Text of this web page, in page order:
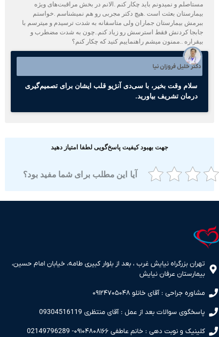
و نمیدونم باید چکار کنم .الانم در بخش مراقبت‌های ویژه
بعثت است .هیچ دکتر مجربی رو هم نمیشناسم .خواستم
بیمارستان جماران ولی متاسفانه به شدت ترسیدم و میترسم با
کردنش فقط استرسش رو زیاد کنم..چون به شدت مضطرب و
..ممنون میشم راهنماییم کنید که چکار کنم؟
دکتر خلیل فروزان نیا
سلام وقت بخیر، با سی‌دی آنژیو قلب ایشان برای تصمیم‌گیری
درمان تشریف بیاورید.
جهت بهبود کیفیت پاسخ‌گویی لطفا امتیاز دهید
آیا این مطلب برای شما مفید بود؟
بزرگراه نیایش غرب ، بعد از بلوار کبیری طامه، خیابان امام حسین،
عرفان نیایش
جراحی : آقای خانلو ۰۹۱۲۴۷۰۵۰۴۸
سوالات بعد از عمل : آقای منتظری 09304516119
و نوبت دهی : خانم عاطفی ۰۹۱۰۴۸۰۸۱۶۶- 02149796289